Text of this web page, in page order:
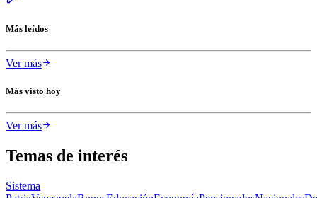
Más leídos
Ver más
Más visto hoy
Ver más
Temas de interés
Sistema